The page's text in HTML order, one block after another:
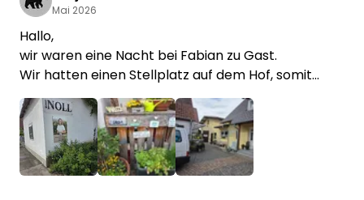
bestimmt noch einmal hierher.
Mai 2026
Hallo,
wir waren eine Nacht bei Fabian zu Gast.
Wir hatten einen Stellplatz auf dem Hof, somit
waren die Sanitäranlagen nicht weit.
Es gibt eine Dusche und 2 Toiletten mit
Waschbecken. Alles war sauber.
Strom haben wir auch bekommen.